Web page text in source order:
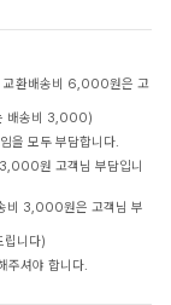
교환배송비 6,000원은 고
배송비 3,000)
을 모두 부담합니다.
원 고객님 부담입니
비 3,000원은 고객님 부
립니다)
주셔야 합니다.